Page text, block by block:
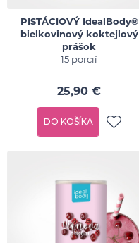
PISTÁCIOVÝ IdealBody®
bielkovinový koktejlový
prášok
15 porcií
25,90 €
DO KOŠÍKA